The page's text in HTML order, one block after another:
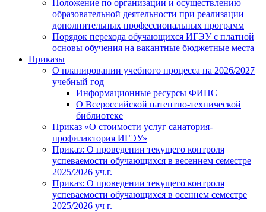
Положение по организации и осуществлению
образовательной деятельности при реализации
дополнительных профессиональных программ
Порядок перехода обучающихся ИГЭУ с платной
основы обучения на вакантные бюджетные места
Приказы
О планировании учебного процесса на 2026/2027
учебный год
Информационные ресурсы ФИПС
О Всероссийской патентно-технической
библиотеке
Приказ «О стоимости услуг санатория-
профилактория ИГЭУ»
Приказ: О проведении текущего контроля
успеваемости обучающихся в весеннем семестре
2025/2026 уч.г.
Приказ: О проведении текущего контроля
успеваемости обучающихся в осеннем семестре
2025/2026 уч г.